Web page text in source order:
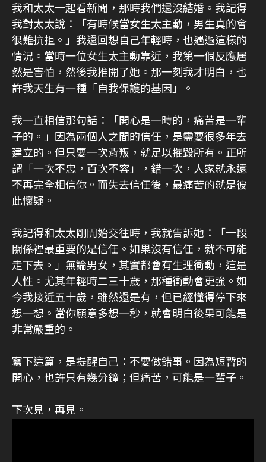
我和太太一起看新聞，那時我們還沒結婚。我記得
我對太太說：「有時候當女生太主動，男生真的會
很難抗拒。」我還回想自己年輕時，也遇過這樣的
情況。當時一位女生太主動靠近，我第一個反應居
然是害怕，然後我推開了她。那一刻我才明白，也
許我天生有一種「自我保護的基因」。
我一直相信那句話：「開心是一時的，痛苦是一輩
子的。」因為兩個人之間的信任，是需要很多年去
建立的。但只要一次背叛，就足以摧毀所有。正所
謂「一次不忠，百次不容」，錯一次，人家就永遠
不再完全相信你。而失去信任後，最痛苦的就是彼
此懷疑。
我記得和太太剛開始交往時，我就告訴她：「一段
關係裡最重要的是信任。如果沒有信任，就不可能
走下去。」無論男女，其實都會有生理衝動，這是
人性。尤其年輕時二三十歲，那種衝動會更強。如
今我接近五十歲，雖然還是有，但已經懂得停下來
想一想。當你願意多想一秒，就會明白後果可能是
非常嚴重的。
寫下這篇，是提醒自己：不要做錯事。因為短暫的
開心，也許只有幾分鐘；但痛苦，可能是一輩子。
下次見，再見。